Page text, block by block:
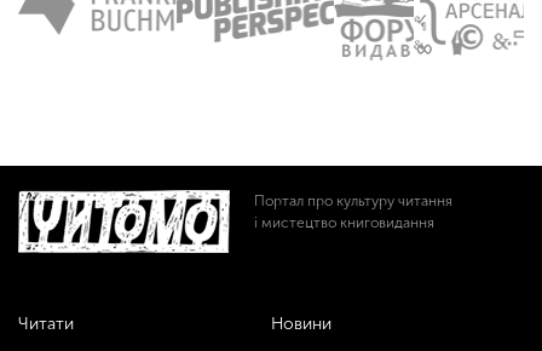
Портал про культуру читання
і мистецтво книговидання
Читати Новини